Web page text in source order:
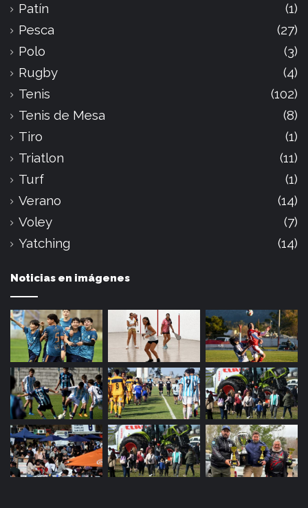
Patín
(1)
Pesca
(27)
Polo
(3)
Rugby
(4)
Tenis
(102)
Tenis de Mesa
(8)
Tiro
(1)
Triatlon
(11)
Turf
(1)
Verano
(14)
Voley
(7)
Yatching
(14)
Noticias en imágenes